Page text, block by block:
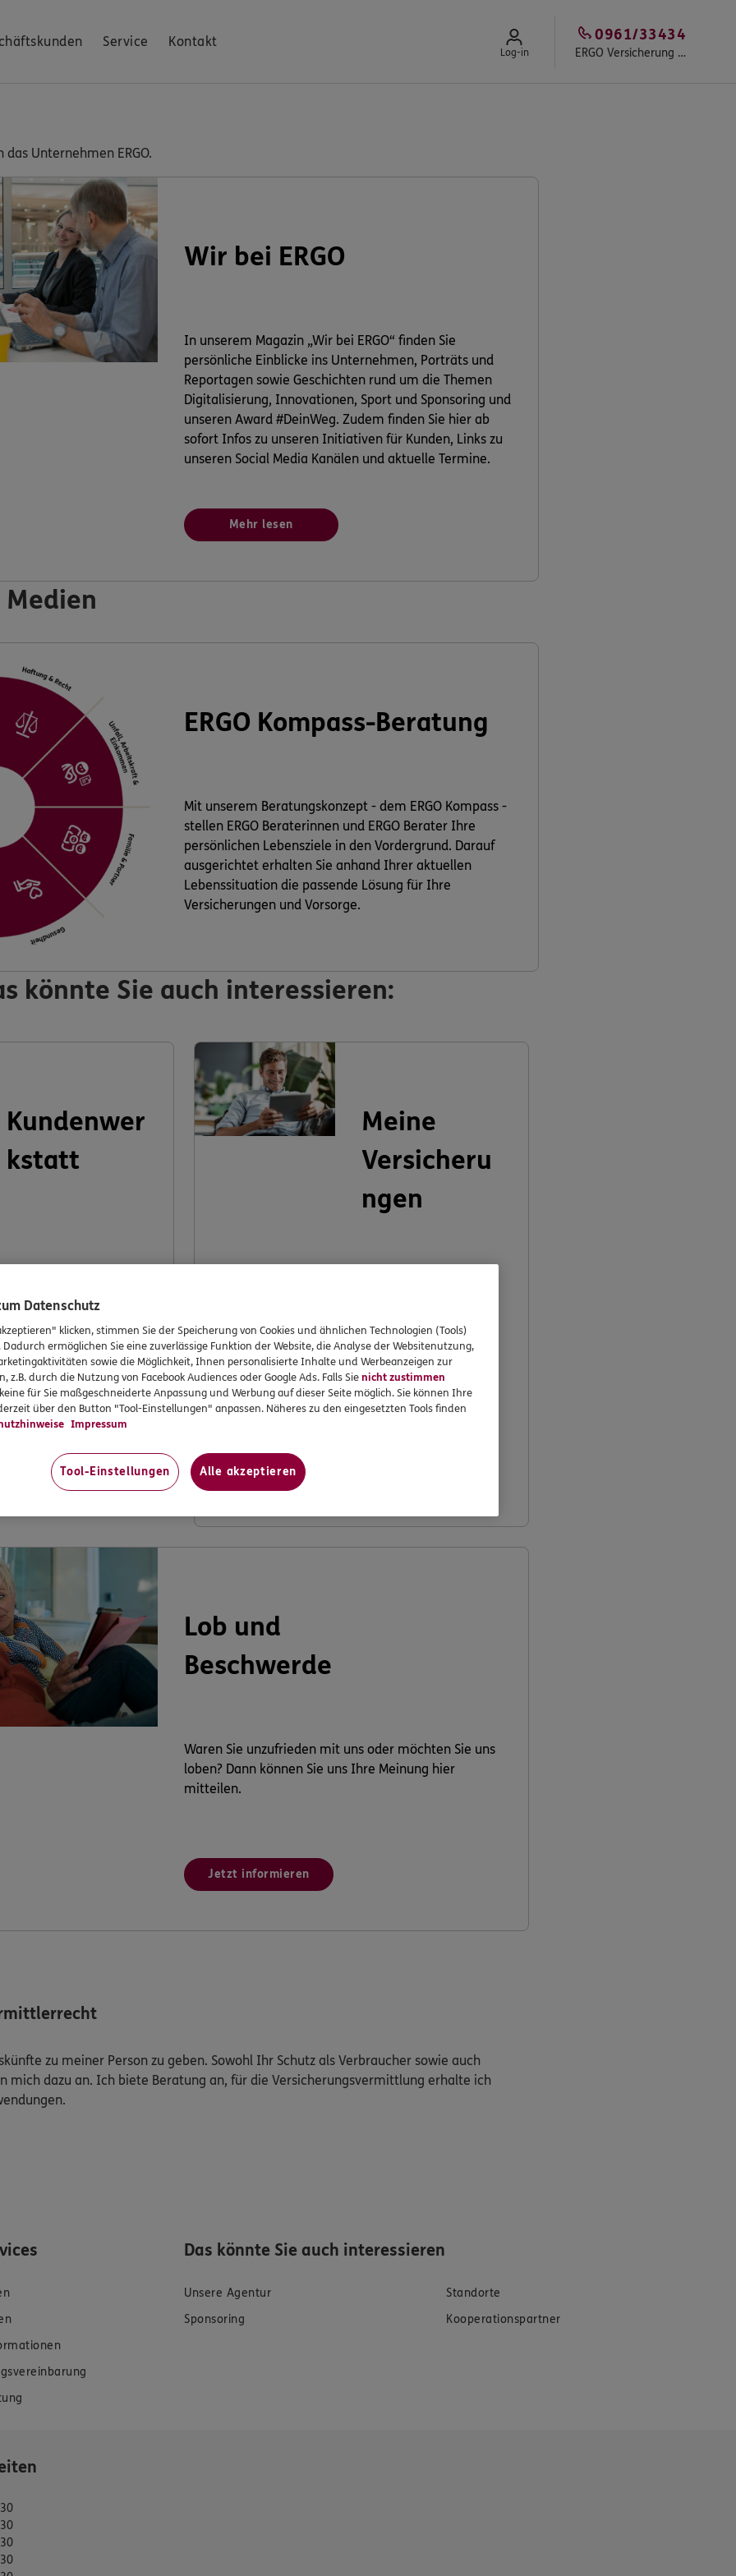
Service Kontakt
Log-in ERGO Versicherung Ernst Letthoff
0961/33434
Unternehmen ERGO.
Wir bei ERGO
In unserem Magazin „Wir bei ERGO“ finden Sie
persönliche Einblicke ins Unternehmen, Porträts und
Reportagen sowie Geschichten rund um die Themen
Digitalisierung, Innovationen, Sport und Sponsoring und
unseren Award #DeinWeg. Zudem finden Sie hier ab
sofort Infos zu unseren Initiativen für Kunden, Links zu
unseren Social Media Kanälen und aktuelle Termine.
Mehr lesen
Medien
ERGO Kompass-Beratung
Mit unserem Beratungskonzept - dem ERGO Kompass -
stellen ERGO Beraterinnen und ERGO Berater Ihre
persönlichen Lebensziele in den Vordergrund. Darauf
ausgerichtet erhalten Sie anhand Ihrer aktuellen
Lebenssituation die passende Lösung für Ihre
Versicherungen und Vorsorge.
könnte Sie auch interessieren:
Kundenwer
kstatt
mithelfen, ERGO weiter
zu verbessern? Machen
Sie mit bei unserer
Kundenwerkstatt.
informieren
Meine
Versicheru
ngen
Versicherungen“
können Sie Ihre
Versicherungen
bequem online
verwalten.
Lob und
Beschwerde
Waren Sie unzufrieden mit uns oder möchten Sie uns
loben? Dann können Sie uns Ihre Meinung hier
mitteilen.
Jetzt informieren
zu meiner Person zu geben. Sowohl Ihr Schutz als Verbraucher sowie auch
mich dazu an. Ich biete Beratung an, für die Versicherungsvermittlung erhalte ich
Das könnte Sie auch interessieren
Unsere Agentur
Standorte
Sponsoring
Kooperationspartner
Datenschutz
klicken, stimmen Sie der Speicherung von Cookies und ähnlichen Technologien (Tools)
ermöglichen Sie eine zuverlässige Funktion der Website, die Analyse der Websitenutzung,
sowie die Möglichkeit, Ihnen personalisierte Inhalte und Werbeanzeigen zur
z.B. durch die Nutzung von Facebook Audiences oder Google Ads. Falls Sienicht zustimmen
für Sie maßgeschneiderte Anpassung und Werbung auf dieser Seite möglich. Sie können Ihre
über den Button "Tool-Einstellungen" anpassen. Näheres zu den eingesetzten Tools finden
Impressum
Tool-Einstellungen Alle akzeptieren